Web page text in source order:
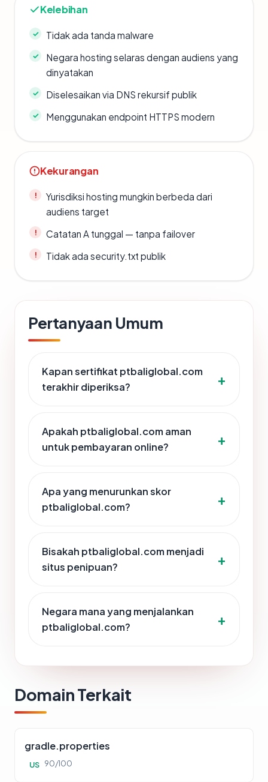
Kelebihan
Tidak ada tanda malware
Negara hosting selaras dengan audiens yang
dinyatakan
Diselesaikan via DNS rekursif publik
Menggunakan endpoint HTTPS modern
Kekurangan
Yurisdiksi hosting mungkin berbeda dari
audiens target
Catatan A tunggal — tanpa failover
Tidak ada security.txt publik
Pertanyaan Umum
Kapan sertifikat ptbaliglobal.com
terakhir diperiksa?
Apakah ptbaliglobal.com aman
untuk pembayaran online?
Apa yang menurunkan skor
ptbaliglobal.com?
Bisakah ptbaliglobal.com menjadi
situs penipuan?
Negara mana yang menjalankan
ptbaliglobal.com?
Domain Terkait
gradle.properties
US 90/100